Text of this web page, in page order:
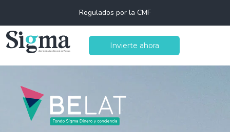
Regulados por la CMF
Invierte ahora